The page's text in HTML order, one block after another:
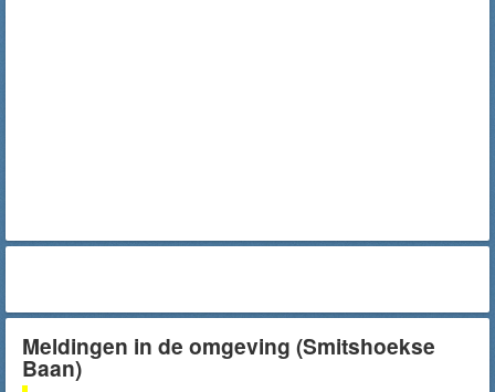
Meldingen in de omgeving (Smitshoekse
Baan)